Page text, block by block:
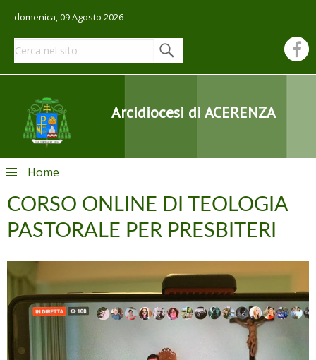
domenica, 09 Agosto 2026
Arcidiocesi di ACERENZA
Skip
content
Home
CORSO ONLINE DI TEOLOGIA
PASTORALE PER PRESBITERI